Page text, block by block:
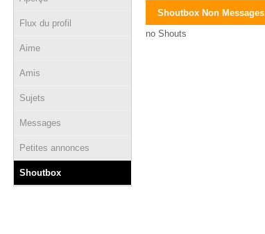
Flux du profil
Aime
Amis
Sujets
Messages
Petites annonces
Shoutbox
Shoutbox Non Messages
no Shouts